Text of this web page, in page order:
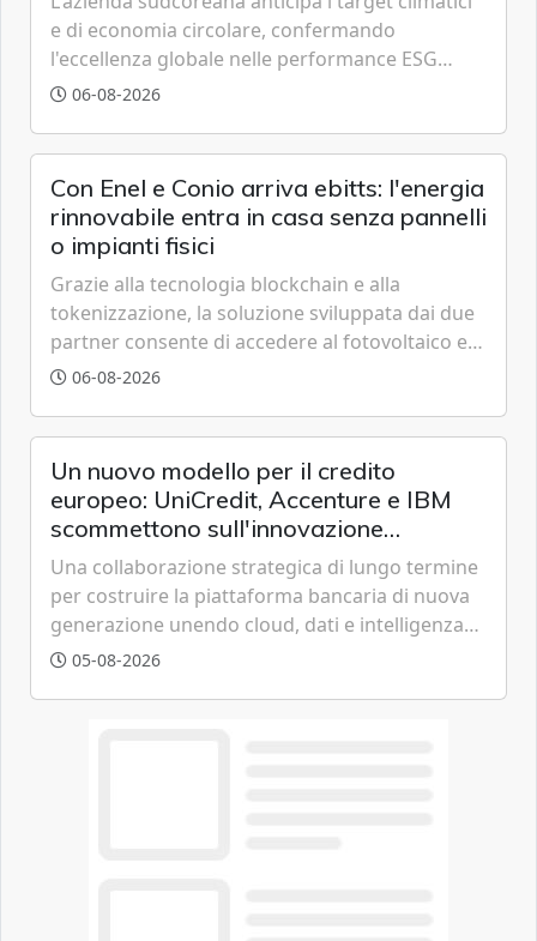
e di economia circolare, confermando
l'eccellenza globale nelle performance ESG
grazie a innovazione, accessibilità e governance
06-08-2026
Con Enel e Conio arriva ebitts: l'energia
rinnovabile entra in casa senza pannelli
o impianti fisici
Grazie alla tecnologia blockchain e alla
tokenizzazione, la soluzione sviluppata dai due
partner consente di accedere al fotovoltaico e
all'eolico ottenendo risparmi diretti in bolletta,
06-08-2026
Un nuovo modello per il credito
europeo: UniCredit, Accenture e IBM
scommettono sull'innovazione
tecnologica
Una collaborazione strategica di lungo termine
per costruire la piattaforma bancaria di nuova
generazione unendo cloud, dati e intelligenza
artificiale.
05-08-2026